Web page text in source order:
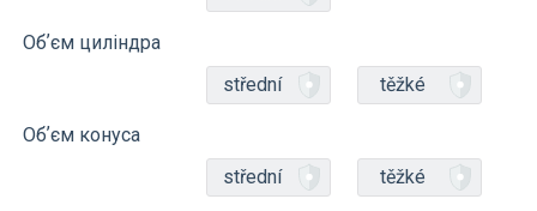
Обʼєм циліндра
střední
těžké
Обʼєм конуса
střední
těžké